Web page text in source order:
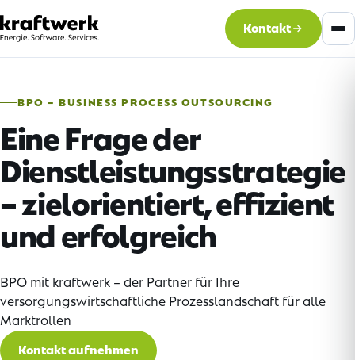
Kontakt
BPO – BUSINESS PROCESS OUTSOURCING
Eine Frage der
Dienstleistungsstrategie
– zielorientiert, effizient
und erfolgreich
BPO mit kraftwerk – der Partner für Ihre
versorgungswirtschaftliche Prozesslandschaft für alle
Marktrollen
Kontakt aufnehmen